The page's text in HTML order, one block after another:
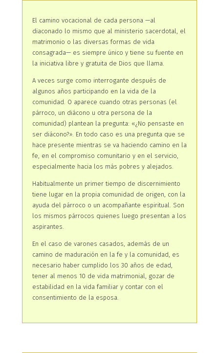
El camino vocacional de cada persona —al
diaconado lo mismo que al ministerio sacerdotal, el
matrimonio o las diversas formas de vida
consagrada— es siempre único y tiene su fuente en
la iniciativa libre y gratuita de Dios que llama.
A veces surge como interrogante después de
algunos años participando en la vida de la
comunidad. O aparece cuando otras personas (el
párroco, un diácono u otra persona de la
comunidad) plantean la pregunta: «¿No pensaste en
ser diácono?». En todo caso es una pregunta que se
hace presente mientras se va haciendo camino en la
fe, en el compromiso comunitario y en el servicio,
especialmente hacia los más pobres y alejados.
Habitualmente un primer tiempo de discernimiento
tiene lugar en la propia comunidad de origen, con la
ayuda del párroco o un acompañante espiritual. Son
los mismos párrocos quienes luego presentan a los
aspirantes.
En el caso de varones casados, además de un
camino de maduración en la fe y la comunidad, es
necesario haber cumplido los 30 años de edad,
tener al menos 10 de vida matrimonial, gozar de
estabilidad en la vida familiar y contar con el
consentimiento de la esposa.